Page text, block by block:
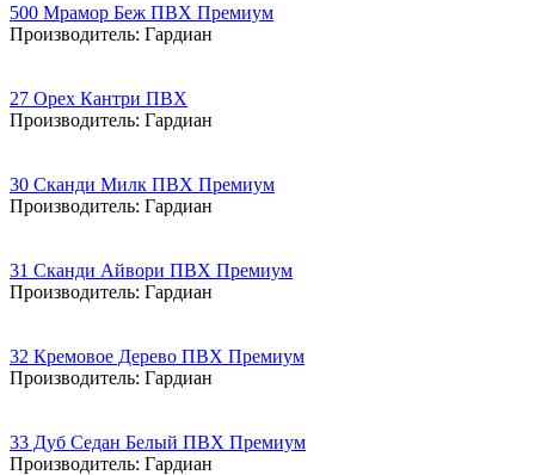
500 Мрамор Беж ПВХ Премиум
Производитель: Гардиан
27 Орех Кантри ПВХ
Производитель: Гардиан
30 Сканди Милк ПВХ Премиум
Производитель: Гардиан
31 Сканди Айвори ПВХ Премиум
Производитель: Гардиан
32 Кремовое Дерево ПВХ Премиум
Производитель: Гардиан
33 Дуб Седан Белый ПВХ Премиум
Производитель: Гардиан